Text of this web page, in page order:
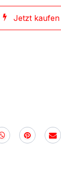
Jetzt kaufen